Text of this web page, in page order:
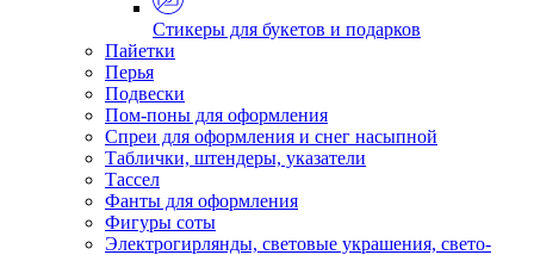
Стикеры для букетов и подарков
Пайетки
Перья
Подвески
Пом-поны для оформления
Спреи для оформления и снег насыпной
Таблички, штендеры, указатели
Тассел
Фанты для оформления
Фигуры соты
Электрогирлянды, световые украшения, свето-